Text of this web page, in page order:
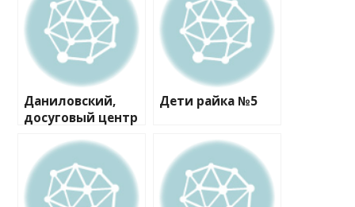
Даниловский,
досуговый центр
Дети райка №5